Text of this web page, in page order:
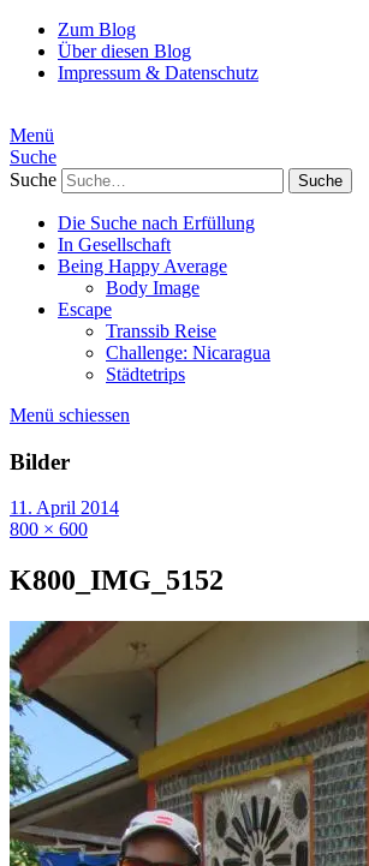
Zum Blog
Über diesen Blog
Impressum & Datenschutz
Menü
Suche
Suche
Die Suche nach Erfüllung
In Gesellschaft
Being Happy Average
Body Image
Escape
Transsib Reise
Challenge: Nicaragua
Städtetrips
Menü schiessen
Bilder
11. April 2014
800 × 600
K800_IMG_5152